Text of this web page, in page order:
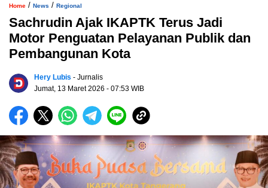
Home / News / Regional
Sachrudin Ajak IKAPTK Terus Jadi
Motor Penguatan Pelayanan Publik dan
Pembangunan Kota
Hery Lubis - Jurnalis
Jumat, 13 Maret 2026 - 07:53 WIB